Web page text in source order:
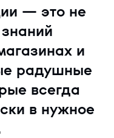
— это не
и
радушные
всегда
в нужное